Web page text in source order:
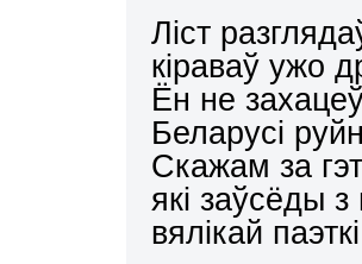
Ліст
кіраваў ужо
Ён не
Беларусі
Скажам за
які заўсёды
вялікай